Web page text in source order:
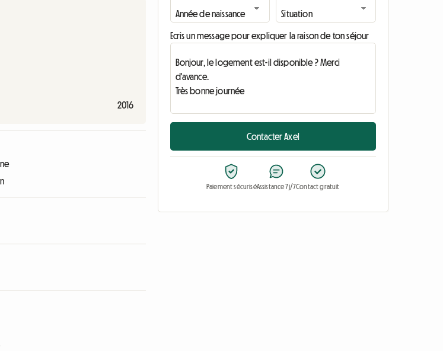
2016
Ecris un message pour expliquer la raison de ton séjour
Contacter Axel
Paiement sécuriséAssistance 7j/7Contact gratuit